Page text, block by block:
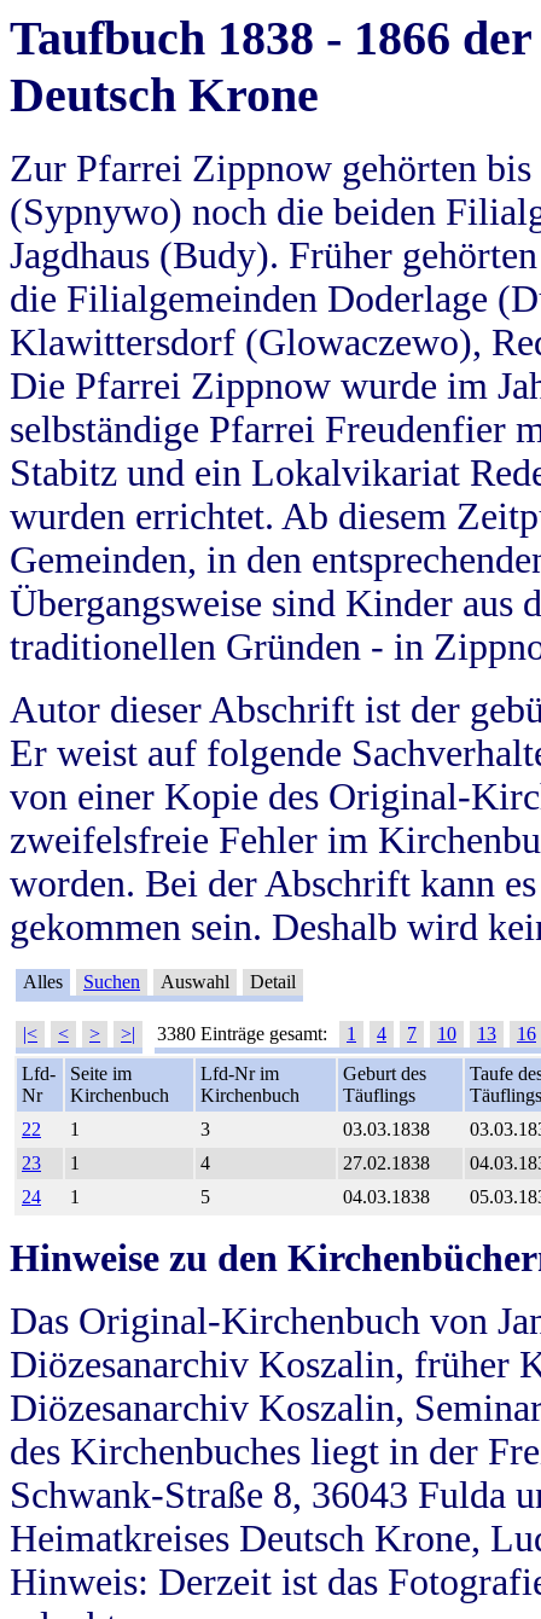
Taufbuch 1838 - 1866
Deutsch Krone
Zur Pfarrei Zippnow gehörten
(Sypnywo) noch die beiden
Jagdhaus (Budy). Früher
die Filialgemeinden Doderlage
Klawittersdorf (Glowaczewo),
Die Pfarrei Zippnow wurde im
selbständige Pfarrei Freudenfier
Stabitz und ein Lokalvikariat
wurden errichtet. Ab diesem
Gemeinden, in den
Übergangsweise sind Kinder aus
traditionellen Gründen - in
Autor dieser Abschrift ist der
Er weist auf folgende
von einer Kopie des Original-
zweifelsfreie Fehler im
worden. Bei der Abschrift kann
gekommen sein. Deshalb wird
Alles Suchen Auswahl Detail
|< < > >| 3380 Einträge gesamt: 1 4 7 10 13
16
Lfd-
Nr
Seite im
Kirchenbuch
Lfd-Nr im
Kirchenbuch
Geburt des
Täuflings
Taufe
Täuflings
22
1 3 03.03.1838
23
1 4 27.02.1838
24
1 5 04.03.1838
Hinweise zu den
Das Original-Kirchenbuch von
Diözesanarchiv Koszalin, früher
Diözesanarchiv Koszalin,
des Kirchenbuches liegt in der
Schwank-Straße 8, 36043 Fulda
Heimatkreises Deutsch Krone,
Hinweis: Derzeit ist das